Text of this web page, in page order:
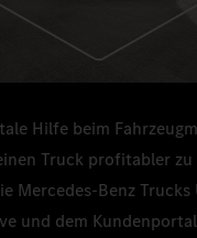
Hilfe beim
Truck profitabler
Mercedes‑Benz Trucks
und dem